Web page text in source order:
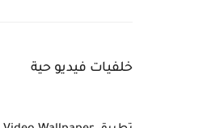
خلفيات فيديو حية